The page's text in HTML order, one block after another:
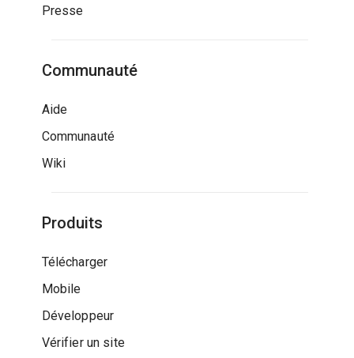
Presse
Communauté
Aide
Communauté
Wiki
Produits
Télécharger
Mobile
Développeur
Vérifier un site